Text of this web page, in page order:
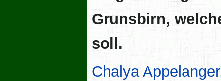
Grunsbirn,
soll.
Chalya Appelanger